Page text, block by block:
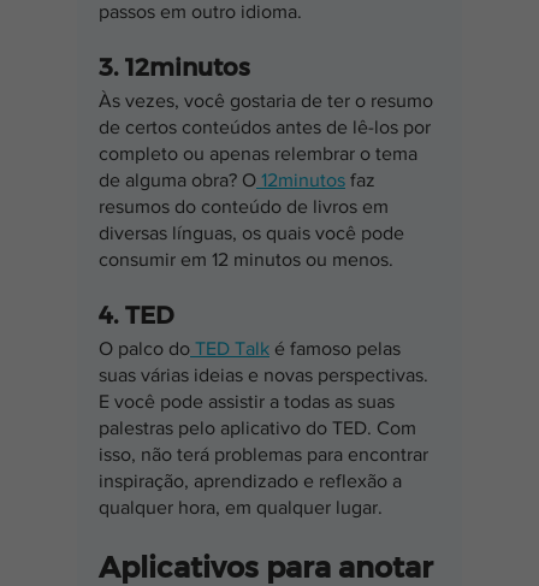
passos em outro idioma.
3. 12minutos
Às vezes, você gostaria de ter o resumo
de certos conteúdos antes de lê-los por
completo ou apenas relembrar o tema
de alguma obra? O 12minutos faz
resumos do conteúdo de livros em
diversas línguas, os quais você pode
consumir em 12 minutos ou menos.
4. TED
O palco do TED Talk é famoso pelas
suas várias ideias e novas perspectivas.
E você pode assistir a todas as suas
palestras pelo aplicativo do TED. Com
isso, não terá problemas para encontrar
inspiração, aprendizado e reflexão a
qualquer hora, em qualquer lugar.
Aplicativos para anotar